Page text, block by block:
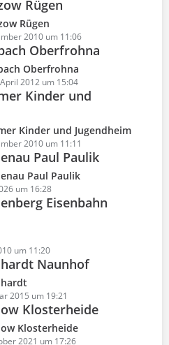
Rügen
Rügen
2010 um 11:06
Oberfrohna
Oberfrohna
2012 um 15:04
Kinder und
Kinder und Jugendheim
2010 um 11:11
Paul Paulik
Paul Paulik
um 16:28
Eisenbahn
um 11:20
Naunhof
2015 um 19:21
Klosterheide
Klosterheide
2021 um 17:26